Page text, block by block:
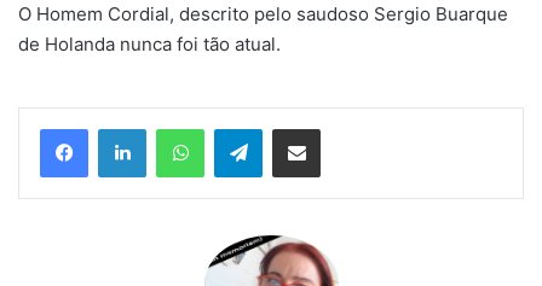
O Homem Cordial, descrito pelo saudoso Sergio Buarque
de Holanda nunca foi tão atual.
Telegram